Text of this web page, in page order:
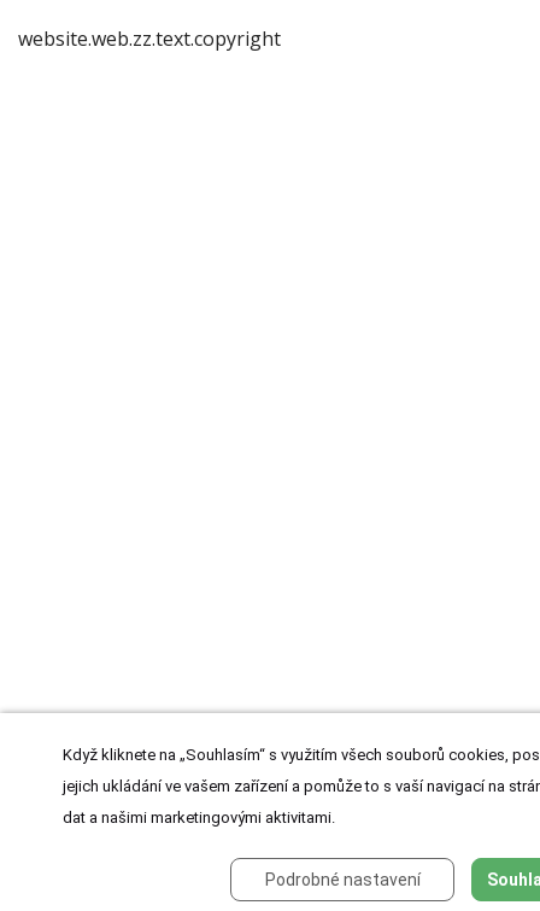
website.web.zz.text.copyright
Když kliknete na „Souhlasím“ s využitím všech souborů cookies,
jejich ukládání ve vašem zařízení a pomůže to s vaší navigací na
dat a našimi marketingovými aktivitami.
Podrobné nastavení